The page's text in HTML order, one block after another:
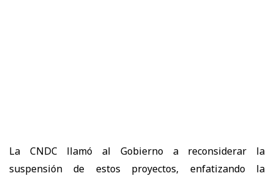
La CNDC llamó al Gobierno a reconsiderar la
suspensión de estos proyectos, enfatizando la